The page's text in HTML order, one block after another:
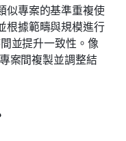
似專案的基準重複使
根據範疇與規模進行
並提升一致性。像
案間複製並調整結